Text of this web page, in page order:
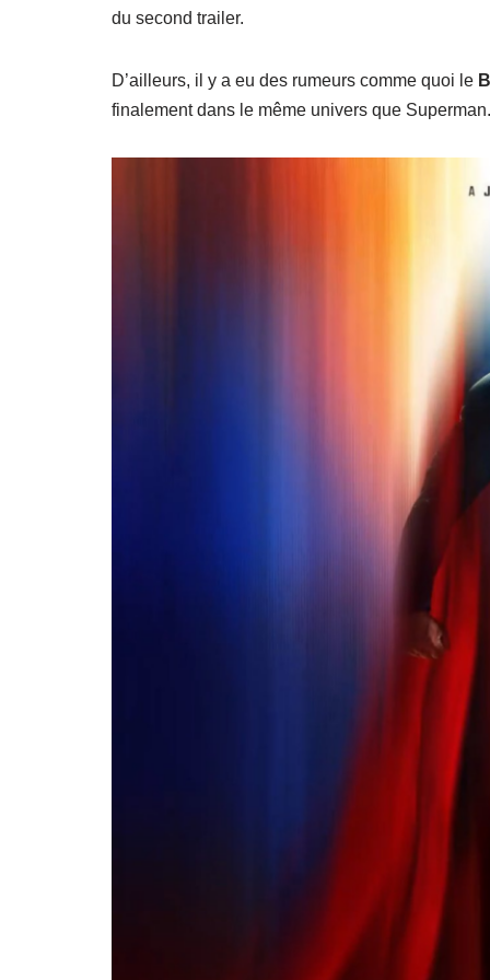
du second trailer.
D’ailleurs, il y a eu des rumeurs comme quoi le
finalement dans le même univers que